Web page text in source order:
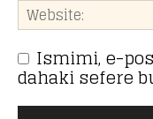
Ismimi, e-
dahaki sefere